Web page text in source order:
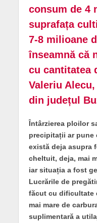
consum de 4
suprafața
7-8 milioane
înseamnă că
cu cantitatea
Valeriu
din județul
Întârzierea ploilor
precipitații ar pune
există deja asupra
cheltuit, deja, mai
iar situația a fost
Lucrările de
făcut cu dificultate
mai mare de
suplimentară a